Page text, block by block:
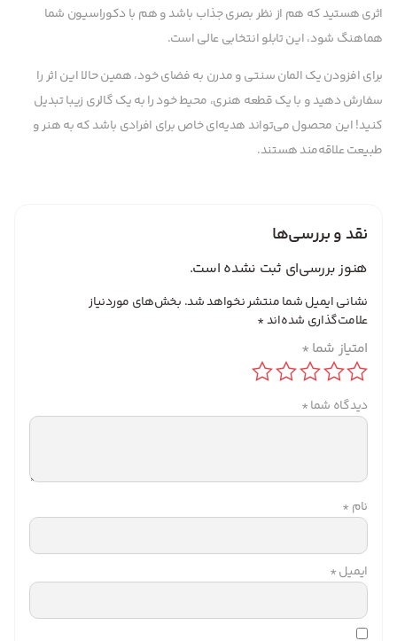
اثری هستید که هم از نظر بصری جذاب باشد و هم با دکوراسیون شما
هماهنگ شود، این تابلو انتخابی عالی است.
برای افزودن یک المان سنتی و مدرن به فضای خود، همین حالا این اثر را
سفارش دهید و با یک قطعه هنری، محیط خود را به یک گالری زیبا تبدیل
کنید! این محصول می‌تواند هدیه‌ای خاص برای افرادی باشد که به هنر و
طبیعت علاقه‌مند هستند.
نقد و بررسی‌ها
هنوز بررسی‌ای ثبت نشده است.
نشانی ایمیل شما منتشر نخواهد شد. بخش‌های موردنیاز
علامت‌گذاری شده‌اند*
امتیاز شما *
دیدگاه شما*
نام *
ایمیل*